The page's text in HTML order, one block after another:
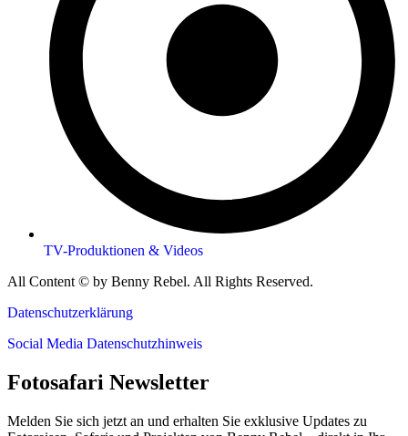
TV-Produktionen & Videos
All Content © by Benny Rebel. All Rights Reserved.
Datenschutzerklärung
Social Media Datenschutzhinweis
Fotosafari Newsletter
Melden Sie sich jetzt an und erhalten Sie exklusive Updates zu